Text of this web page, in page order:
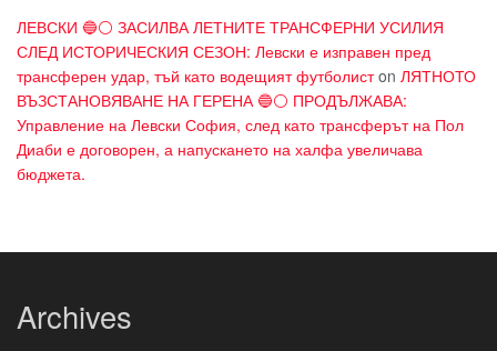
ЛЕВСКИ 🔵⚪ ЗАСИЛВА ЛЕТНИТЕ ТРАНСФЕРНИ УСИЛИЯ
СЛЕД ИСТОРИЧЕСКИЯ СЕЗОН: Левски е изправен пред
трансферен удар, тъй като водещият футболистon ЛЯТНОТО
ВЪЗСТАНОВЯВАНЕ НА ГЕРЕНА 🔵⚪ ПРОДЪЛЖАВА:
Управление на Левски София, след като трансферът на Пол
Диаби е договорен, а напускането на халфа увеличава
бюджета.
Archives